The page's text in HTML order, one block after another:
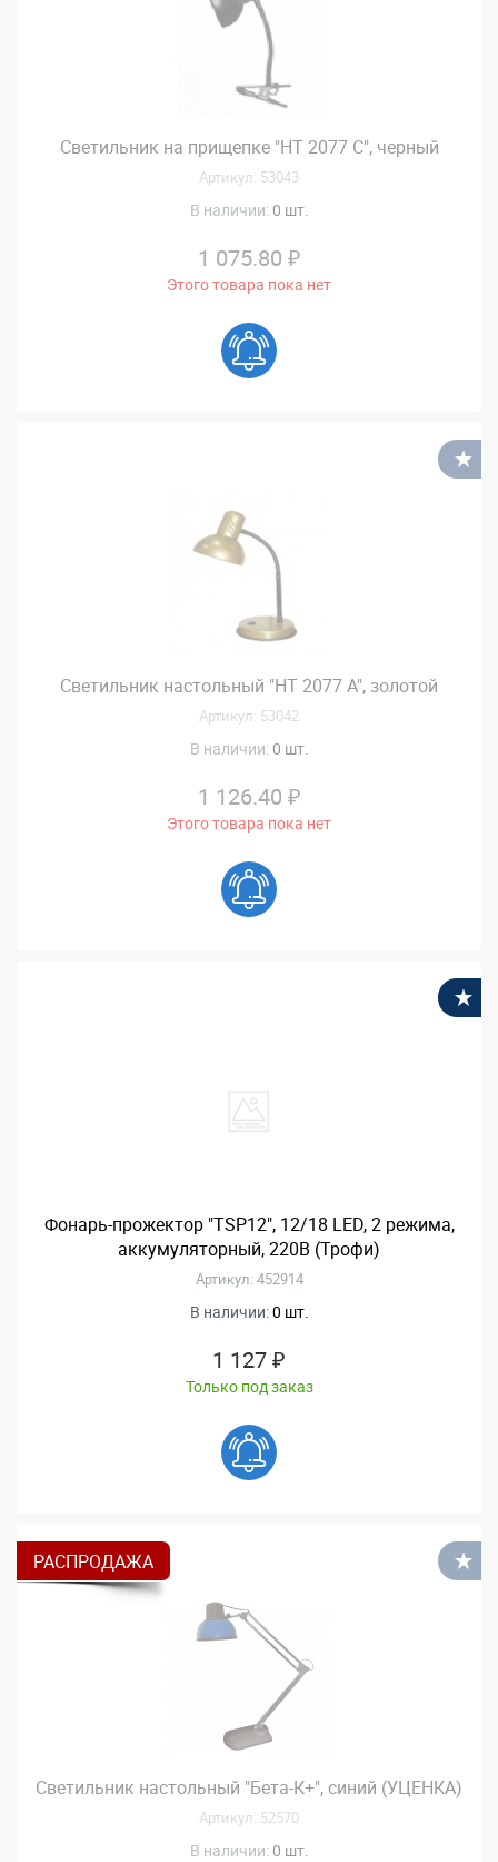
Светильник на прищепке "НT 2077 С", черный
Артикул: 53043
В наличии: 0 шт.
1 075.80 ₽
Этого товара пока нет
Светильник настольный "НT 2077 А", золотой
Артикул: 53042
В наличии: 0 шт.
1 126.40 ₽
Этого товара пока нет
Фонарь-прожектор "TSP12", 12/18 LED, 2 режима,
аккумуляторный, 220В (Трофи)
Артикул: 452914
В наличии:0 шт.
1 127 ₽
Только под заказ
РАСПРОДАЖА
Светильник настольный "Бета-К+", синий (УЦЕНКА)
Артикул: 52570
В наличии: 0 шт.